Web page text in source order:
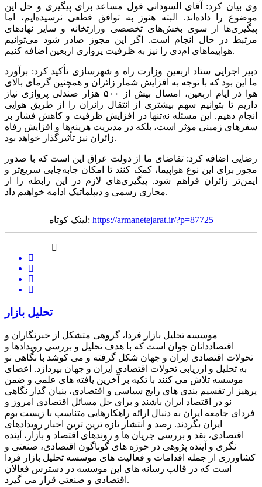
وی بیان کرد: آقای السودانی قول مساعد برای پیگیری و حل این
موضوع را داده‌اند. البته هنوز به توافق قطعی نرسیده‌ایم، اما
پیگیری‌ها از سوی بخش‌های تخصصی وزارتخانه و سایر نهادهای
مرتبط در حال انجام است. اگر این مجوز صادر شود می‌توانیم
هواپیماهای ام‌دی را نیز به ظرفیت پروازی اربعین اضافه کنیم.
دبیر اجرایی ستاد اربعین وزارت راه و شهرسازی تأکید کرد: برآورد
ما این بود که با توجه به افزایش شمار زائران و همچنین گرمای بالای
هوا در ایام اربعین، امسال بیش از ۵۰۰ هزار صندلی پروازی نیاز
داریم تا بتوانیم سهم بیشتری از انتقال زائران را از طریق هوایی
انجام دهیم. این مسئله نه‌تنها در افزایش ظرفیت و کاهش فشار بر
سفرهای زمینی مؤثر است، بلکه در مدیریت هزینه‌ها و افزایش رفاه
زائران نیز تأثیرگذار خواهد بود.
رضایی اضافه کرد: تقاضای ما از دولت عراق این است که با صدور
مجوز برای این نوع هواپیما، کمک کنند تا امکان جابه‌جایی سریع‌تر و
ایمن‌تر زائران فراهم شود. پیگیری‌های لازم در این رابطه را از
مجاری رسمی و دیپلماتیک ادامه خواهیم داد.
لینک کوتاه: https://armanetejarat.ir/?p=87725
تحلیل بازار
موسسه تحلیل بازار فردا، گروهی متشکل از خبرنگاران و
اقتصاددانان جوان است که با هدف تحلیل و بررسی رویدادها و
تحولات اقتصادی ایران و جهان شکل گرفته و می کوشد با نگاهی نو
به تحلیل و ارزیابی تحولات اقتصادی ایران و جهان بپردازد. اعضای
موسسه تلاش می کنند با تکیه بر آخرین یافته های علمی و ضمن
پرهیز از تقسیم بندی های رایج سیاسی و اقتصادی، بنیان گذار نگاهی
نو در اقتصاد ایران باشند و برای حل مسائل اقتصادی امروز و
فردای جامعه ایران به دنبال ارائه راهکارهایی متناسب با زیست بوم
ایران بگردند. رصد و انتشار تازه ترین ترین اخبار رویدادهای
اقتصادی، نقد و بررسی جریان ها و روندهای اقتصاد و بازار، آینده
نگری و آینده پژوهی در حوزه های گوناگون اقتصادی، صنعتی و
کشاورزی از جمله اقدامات و فعالیت های موسسه تحلیل بازار فردا
است که در قالب رسانه های این موسسه در دسترس فعالان
اقتصادی و صنعتی قرار می گیرد.